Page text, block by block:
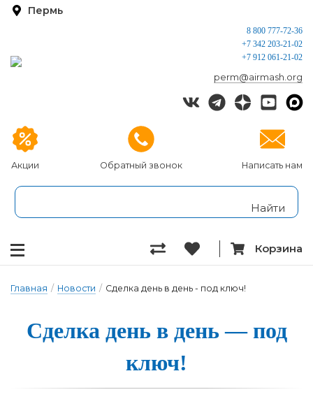
Пермь
Акции Обратный звонок Написать нам
8 800 777-72-36
+7 342 203-21-02
+7 912 061-21-02
perm@airmash.org
Корзина
Главная / Новости / Сделка день в день - под ключ!
Сдел­ка день в день — под
ключ!